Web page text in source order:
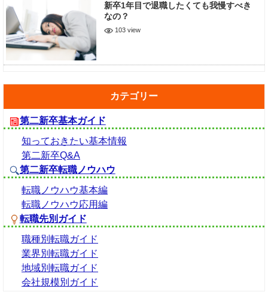
新卒1年目で退職したくても我慢すべき
なの？
103 view
カテゴリー
第二新卒基本ガイド
知っておきたい基本情報
第二新卒Q&A
第二新卒転職ノウハウ
転職ノウハウ基本編
転職ノウハウ応用編
転職先別ガイド
職種別転職ガイド
業界別転職ガイド
地域別転職ガイド
会社規模別ガイド